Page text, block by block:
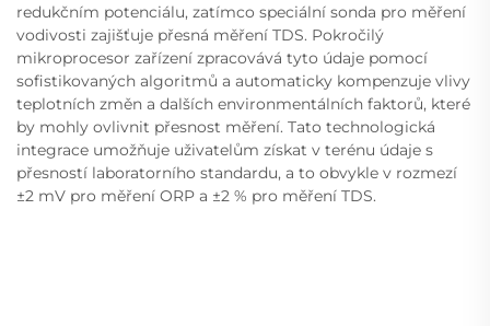
redukčním potenciálu, zatímco speciální sonda pro měření
vodivosti zajišťuje přesná měření TDS. Pokročilý
mikroprocesor zařízení zpracovává tyto údaje pomocí
sofistikovaných algoritmů a automaticky kompenzuje vlivy
teplotních změn a dalších environmentálních faktorů, které
by mohly ovlivnit přesnost měření. Tato technologická
integrace umožňuje uživatelům získat v terénu údaje s
přesností laboratorního standardu, a to obvykle v rozmezí
±2 mV pro měření ORP a ±2 % pro měření TDS.